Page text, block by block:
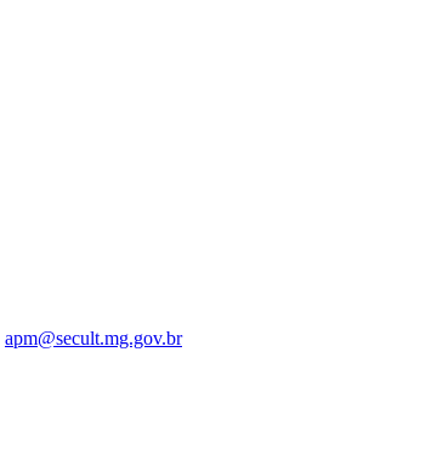
apm@secult.mg.gov.br